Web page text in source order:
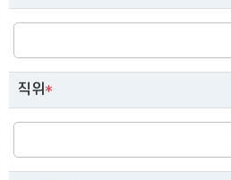
직위*